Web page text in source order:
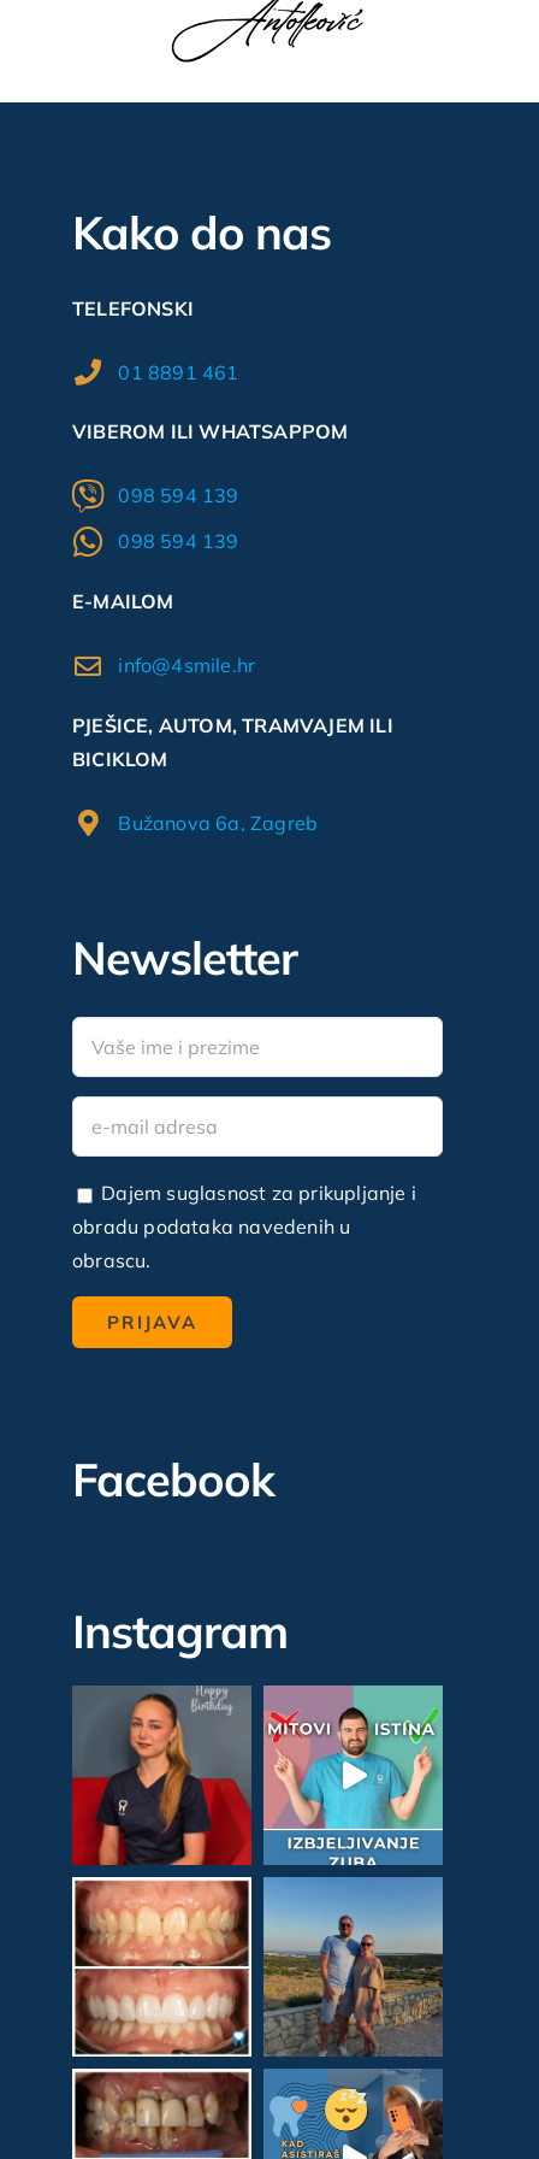
Kako do nas
TELEFONSKI
01 8891 461
VIBEROM ILI WHATSAPPOM
098 594 139
098 594 139
E-MAILOM
info@4smile.hr
PJEŠICE, AUTOM, TRAMVAJEM ILI
BICIKLOM
Bužanova 6a, Zagreb
Newsletter
Dajem suglasnost za prikupljanje i
obradu podataka navedenih u
obrascu.
Facebook
Instagram